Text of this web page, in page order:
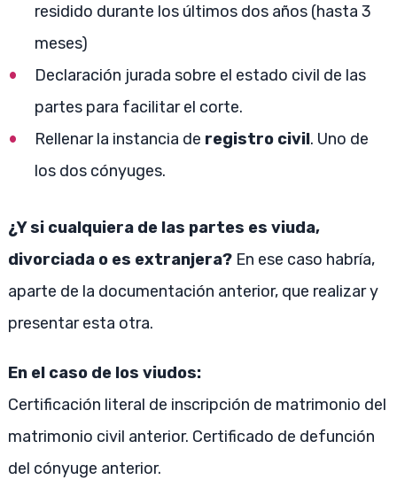
residido durante los últimos dos años (hasta 3
meses)
Declaración jurada sobre el estado civil de las
partes para facilitar el corte.
Rellenar la instancia de registro civil. Uno de
los dos cónyuges.
¿Y si cualquiera de las partes es viuda,
divorciada o es extranjera? En ese caso habría,
aparte de la documentación anterior, que realizar y
presentar esta otra.
En el caso de los viudos:
Certificación literal de inscripción de matrimonio del
matrimonio civil anterior. Certificado de defunción
del cónyuge anterior.